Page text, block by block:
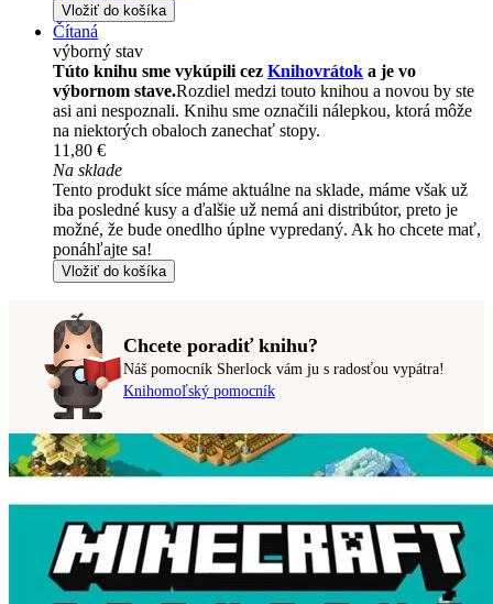
Vložiť do košíka
Čítaná
výborný stav
Túto knihu sme vykúpili cez Knihovrátok a je vo
výbornom stave.Rozdiel medzi touto knihou a novou by ste
asi ani nespoznali. Knihu sme označili nálepkou, ktorá môže
na niektorých obaloch zanechať stopy.
11,80 €
Na sklade
Tento produkt síce máme aktuálne na sklade, máme však už
iba posledné kusy a ďalšie už nemá ani distribútor, preto je
možné, že bude onedlho úplne vypredaný. Ak ho chcete mať,
ponáhľajte sa!
Vložiť do košíka
Chcete poradiť knihu?
Náš pomocník Sherlock vám ju s radosťou vypátra!
Knihomoľský pomocník